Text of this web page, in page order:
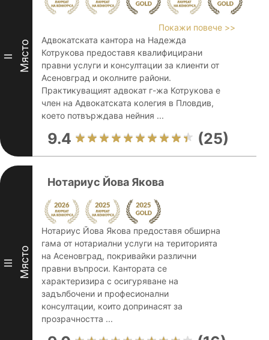
II Място
Покажи повече >>
Адвокатската кантора на Надежда
Котрукова предоставя квалифицирани
правни услуги и консултации за клиенти от
Асеновград и околните райони.
Практикуващият адвокат г-жа Котрукова е
член на Адвокатската колегия в Пловдив,
което потвърждава нейния ...
9.4 (25)
III Място
Нотариус Йова Якова
Нотариус Йова Якова предоставя обширна
гама от нотариални услуги на територията
на Асеновград, покривайки различни
правни въпроси. Кантората се
характеризира с осигуряване на
задълбочени и професионални
консултации, които допринасят за
прозрачността ...